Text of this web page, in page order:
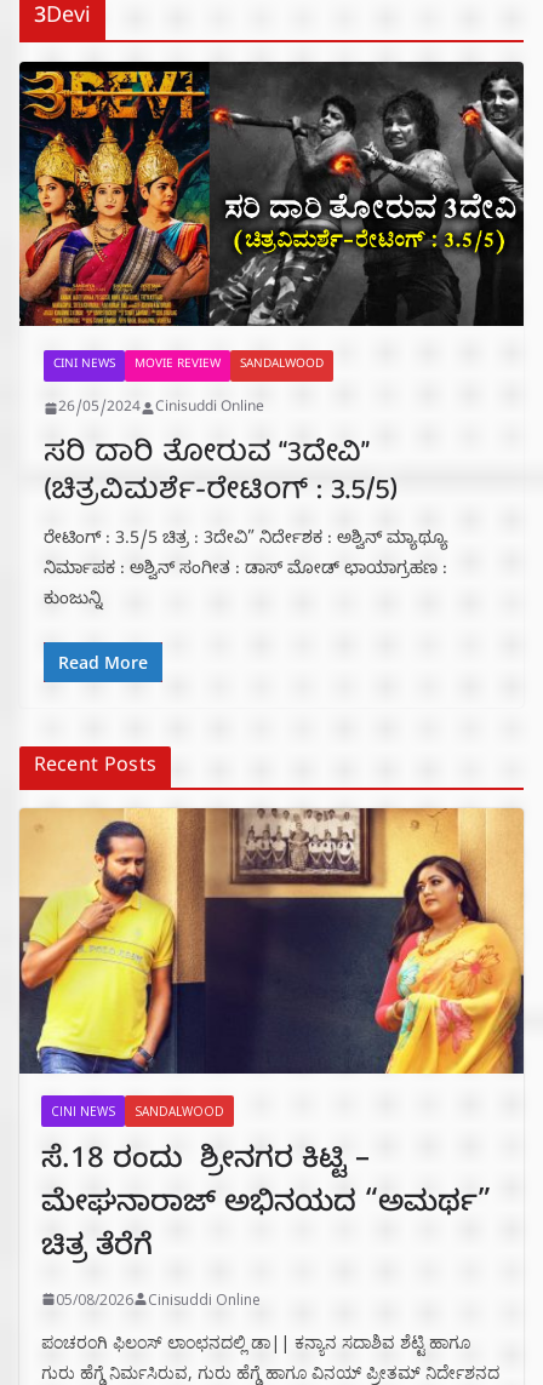
3Devi
CINI NEWS MOVIE REVIEW SANDALWOOD
26/05/2024 Cinisuddi Online
ಸರಿ ದಾರಿ ತೋರುವ “3ದೇವಿ”
(ಚಿತ್ರವಿಮರ್ಶೆ-ರೇಟಿಂಗ್ : 3.5/5)
ರೇಟಿಂಗ್ : 3.5/5 ಚಿತ್ರ : 3ದೇವಿ” ನಿರ್ದೇಶಕ : ಅಶ್ವಿನ್ ಮ್ಯಾಥ್ಯೂ
ನಿರ್ಮಾಪಕ : ಅಶ್ವಿನ್ ಸಂಗೀತ : ಡಾಸ್ ಮೋಡ್ ಛಾಯಾಗ್ರಹಣ :
ಕುಂಜುನ್ನಿ
Read More
Recent Posts
CINI NEWS SANDALWOOD
ಸೆ.18 ರಂದು ಶ್ರೀನಗರ ಕಿಟ್ಟಿ –
ಮೇಘನಾರಾಜ್ ಅಭಿನಯದ “ಅಮರ್ಥ”
ಚಿತ್ರ ತೆರೆಗೆ
05/08/2026 Cinisuddi Online
ಪಂಚರಂಗಿ ಫಿಲಂಸ್ ಲಾಂಛನದಲ್ಲಿ ಡಾ|| ಕನ್ಯಾನ ಸದಾಶಿವ ಶೆಟ್ಟಿ ಹಾಗೂ
ಗುರು ಹೆಗ್ಡೆ ನಿರ್ಮಸಿರುವ, ಗುರು ಹೆಗ್ಡೆ ಹಾಗೂ ವಿನಯ್ ಪ್ರೀತಮ್ ನಿರ್ದೇಶನದ